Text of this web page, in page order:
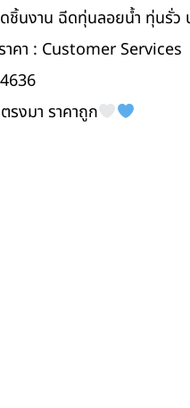
นงาน ฉีดทุ่นลอยน้ำ ทุ่นรั่ว
าคา : Customer Services
รงมา ราคาถูก